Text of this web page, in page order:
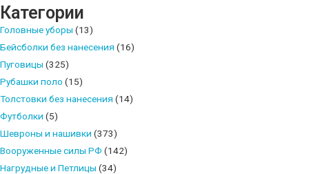
Категории
Головные уборы 1313
products
Бейсболки без нанесения 1616
Пуговицы 325325
products
Рубашки поло 1515
products
Толстовки без нанесения 1414
Футболки 55
products
Шевроны и нашивки 373373
products
Вооруженные силы РФ 142142
Нагрудные и Петлицы 3434